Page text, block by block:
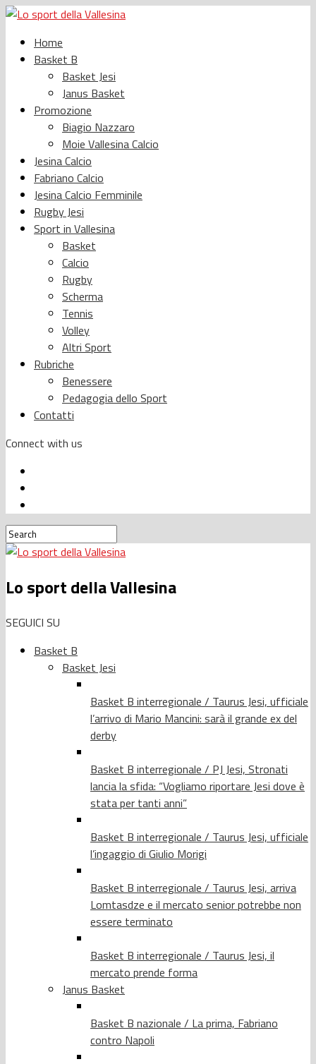
Home
Basket B
Basket Jesi
Janus Basket
Promozione
Biagio Nazzaro
Moie Vallesina Calcio
Jesina Calcio
Fabriano Calcio
Jesina Calcio Femminile
Rugby Jesi
Sport in Vallesina
Basket
Calcio
Rugby
Scherma
Tennis
Volley
Altri Sport
Rubriche
Benessere
Pedagogia dello Sport
Contatti
Connect with us
Lo sport della Vallesina
SEGUICI SU
Basket B
Basket Jesi
Basket B interregionale / Taurus Jesi, ufficiale
l’arrivo di Mario Mancini: sarà il grande ex del
derby
Basket B interregionale / PJ Jesi, Stronati
lancia la sfida: “Vogliamo riportare Jesi dove è
stata per tanti anni”
Basket B interregionale / Taurus Jesi, ufficiale
l’ingaggio di Giulio Morigi
Basket B interregionale / Taurus Jesi, arriva
Lomtasdze e il mercato senior potrebbe non
essere terminato
Basket B interregionale / Taurus Jesi, il
mercato prende forma
Janus Basket
Basket B nazionale / La prima, Fabriano
contro Napoli